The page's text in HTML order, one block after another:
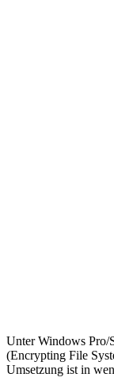
Unter Windows Pro/
(Encrypting File
Umsetzung ist in